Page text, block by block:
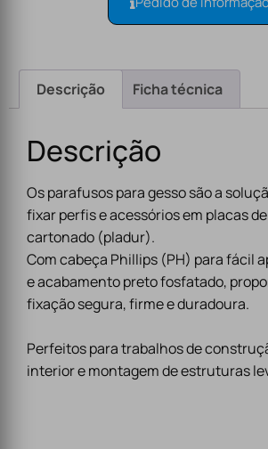
Descrição Ficha técnica
Descrição
Os parafusos para gesso são a
fixar perfis e acessórios em placas
cartonado (pladur).
Com cabeça Phillips (PH) para fácil
e acabamento preto fosfatado,
fixação segura, firme e duradoura.
Perfeitos para trabalhos de
interior e montagem de estruturas